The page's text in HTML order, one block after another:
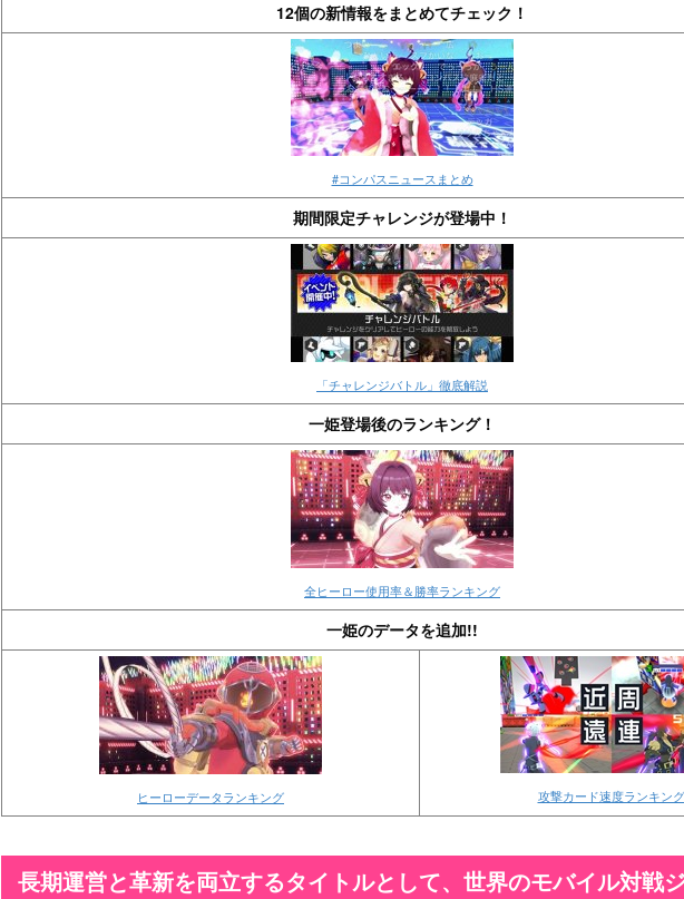
12個の新情報をまとめてチェック！
#コンパスニュースまとめ
期間限定チャレンジが登場中！
「チャレンジバトル」徹底解説
一姫登場後のランキング！
全ヒーロー使用率＆勝率ランキング
一姫のデータを追加!!
ヒーローデータランキング 攻撃カード速度ランキング
長期運営と革新を両立するタイトルとして、世界のモバイル対戦